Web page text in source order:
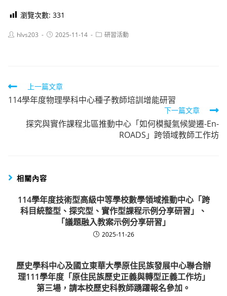
瀏覽次數: 331
Posthlvs203
Post2025-11-14
Post研習活動
Read
more
articles
上一篇文章
114學年度物理學科中心種子教師培訓增能研習
下一篇文章
探究與實作課程北區推動中心「如何模擬氣候變遷-En-
ROADS」跨領域教師工作坊
相關內容
114學年度技術型高級中等學校數學領域推動中心「跨
科目統整型、探究型、實作型課程示例分享研習」、
「議題融入教案示例分享研習」
2025-11-26
歷史學科中心及國立東華大學原住民族發展中心聯合辦
理111學年度「原住民族歷史正義與轉型正義工作坊」
第三場，請本校歷史科教師踴躍報名參加。